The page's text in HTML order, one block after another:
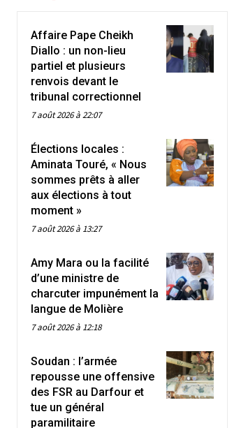
Affaire Pape Cheikh
Diallo : un non-lieu
partiel et plusieurs
renvois devant le
tribunal correctionnel
7 août 2026 à 22:07
Élections locales :
Aminata Touré, « Nous
sommes prêts à aller
aux élections à tout
moment »
7 août 2026 à 13:27
Amy Mara ou la facilité
d’une ministre de
charcuter impunément la
langue de Molière
7 août 2026 à 12:18
Soudan : l’armée
repousse une offensive
des FSR au Darfour et
tue un général
paramilitaire